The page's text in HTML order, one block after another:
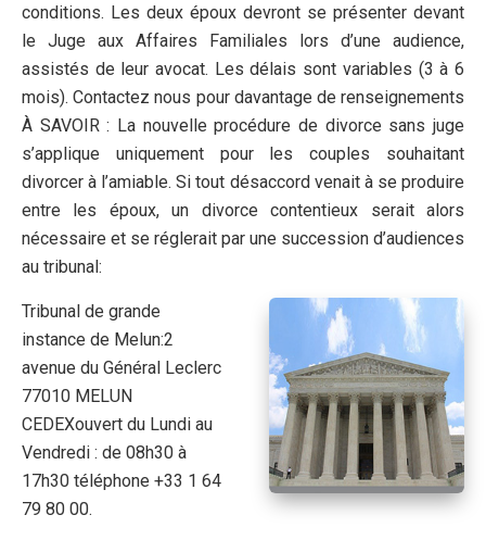
conditions. Les deux époux devront se présenter devant
le Juge aux Affaires Familiales lors d’une audience,
assistés de leur avocat. Les délais sont variables (3 à 6
mois). Contactez nous pour davantage de renseignements
À SAVOIR : La nouvelle procédure de divorce sans juge
s’applique uniquement pour les couples souhaitant
divorcer à l’amiable. Si tout désaccord venait à se produire
entre les époux, un divorce contentieux serait alors
nécessaire et se réglerait par une succession d’audiences
au tribunal:
Tribunal de grande
instance de Melun:2
avenue du Général Leclerc
77010 MELUN
CEDEXouvert du Lundi au
Vendredi : de 08h30 à
17h30 téléphone +33 1 64
79 80 00.